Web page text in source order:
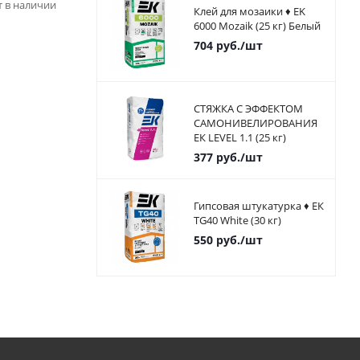
в наличии
Клей для мозаики ♦ EK
6000 Mozaik (25 кг) Белый
704руб./шт
СТЯЖКА С ЭФФЕКТОМ
САМОНИВЕЛИРОВАНИЯ
ЕК LEVEL 1.1 (25 кг)
377руб./шт
Гипсовая штукатурка ♦ ЕК
TG40 White (30 кг)
550руб./шт